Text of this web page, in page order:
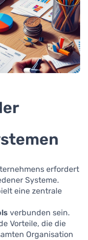
erfordert
Systeme.
eine zentrale
verbunden sein.
Vorteile, die die
Organisation